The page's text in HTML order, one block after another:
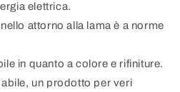
elettrica.
attorno alla lama è a norme
in quanto a colore e rifiniture.
un prodotto per veri